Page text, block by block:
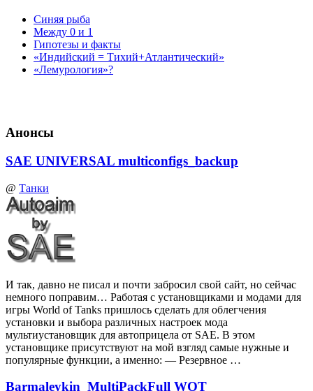
Синяя рыба
Между 0 и 1
Гипотезы и факты
«Индийский = Тихий+Атлантический»
«Лемурология»?
Анонсы
SAE UNIVERSAL multiconfigs_backup
@ Танки
И так, давно не писал и почти забросил свой сайт, но сейчас
немного поправим… Работая с установщиками и модами для
игры World of Tanks пришлось сделать для облегчения
установки и выбора различных настроек мода
мультиустановщик для автоприцела от SAE. В этом
установщике присутствуют на мой взгляд самые нужные и
популярные функции, а именно: — Резервное …
Barmaleykin_MultiPackFull WOT